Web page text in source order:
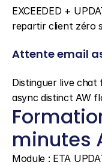
EXCEEDED +
repartir client zéro
Attente email
Distinguer live chat
async distinct AW
minutes
Module : ETA